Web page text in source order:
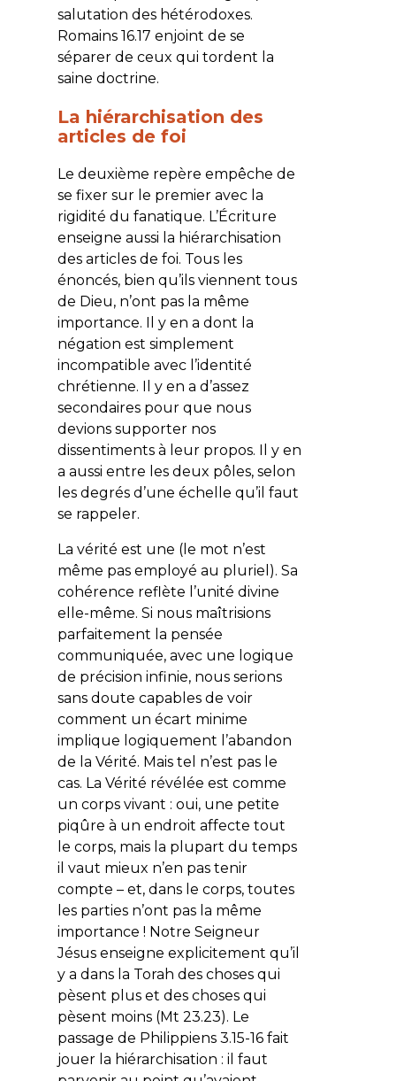
salutation des hétérodoxes.
Romains 16.17 enjoint de se
séparer de ceux qui tordent la
saine doctrine.
La hiérarchisation des
articles de foi
Le deuxième repère empêche de
se fixer sur le premier avec la
rigidité du fanatique. L’Écriture
enseigne aussi la hiérarchisation
des articles de foi. Tous les
énoncés, bien qu’ils viennent tous
de Dieu, n’ont pas la même
importance. Il y en a dont la
négation est simplement
incompatible avec l’identité
chrétienne. Il y en a d’assez
secondaires pour que nous
devions supporter nos
dissentiments à leur propos. Il y en
a aussi entre les deux pôles, selon
les degrés d’une échelle qu’il faut
se rappeler.
La vérité est une (le mot n’est
même pas employé au pluriel). Sa
cohérence reflète l’unité divine
elle-même. Si nous maîtrisions
parfaitement la pensée
communiquée, avec une logique
de précision infinie, nous serions
sans doute capables de voir
comment un écart minime
implique logiquement l’abandon
de la Vérité. Mais tel n’est pas le
cas. La Vérité révélée est comme
un corps vivant : oui, une petite
piqûre à un endroit affecte tout
le corps, mais la plupart du temps
il vaut mieux n’en pas tenir
compte – et, dans le corps, toutes
les parties n’ont pas la même
importance ! Notre Seigneur
Jésus enseigne explicitement qu’il
y a dans la Torah des choses qui
pèsent plus et des choses qui
pèsent moins (Mt 23.23). Le
passage de Philippiens 3.15-16 fait
jouer la hiérarchisation : il faut